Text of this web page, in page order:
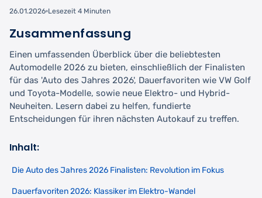
26.01.2026 Lesezeit 4 Minuten
Zusammenfassung
Einen umfassenden Überblick über die beliebtesten
Automodelle 2026 zu bieten, einschließlich der Finalisten
für das 'Auto des Jahres 2026', Dauerfavoriten wie VW Golf
und Toyota-Modelle, sowie neue Elektro- und Hybrid-
Neuheiten. Lesern dabei zu helfen, fundierte
Entscheidungen für ihren nächsten Autokauf zu treffen.
Inhalt:
Die Auto des Jahres 2026 Finalisten: Revolution im Fokus
Dauerfavoriten 2026: Klassiker im Elektro-Wandel